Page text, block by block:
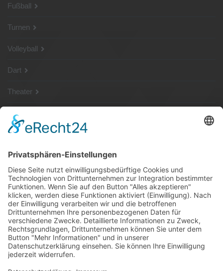
Fußball
Turnen
Volleyball
Dart
Theater
SG Shop
Sponsoren
Kontakt
Social Media
Rechtliches